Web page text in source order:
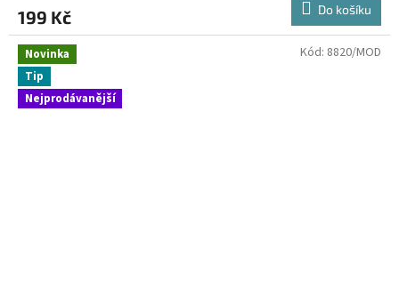
199 Kč Do košíku
Novinka
Tip
Nejprodávanější
Kód: 8820/MOD